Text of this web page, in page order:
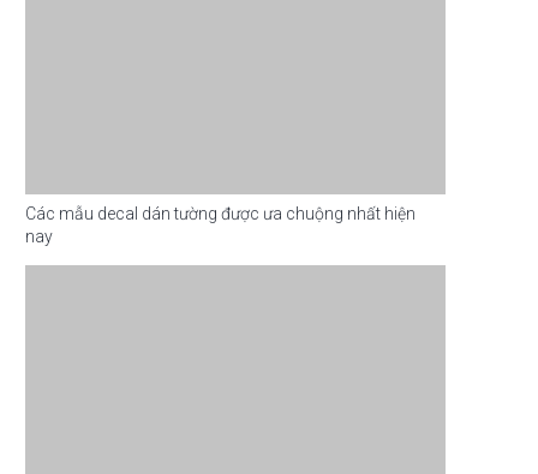
Các mẫu decal dán tường được ưa chuộng nhất hiện
nay